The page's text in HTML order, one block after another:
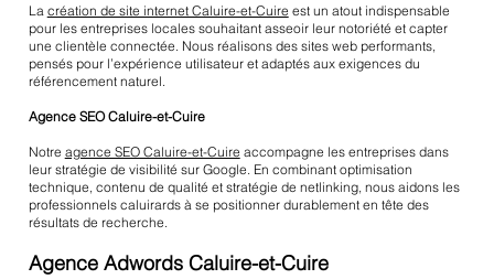
La création de site internet Caluire-et-Cuire est un atout indispensable
pour les entreprises locales souhaitant asseoir leur notoriété et capter
une clientèle connectée. Nous réalisons des sites web performants,
pensés pour l’expérience utilisateur et adaptés aux exigences du
référencement naturel.
Agence SEO Caluire-et-Cuire
Notre agence SEO Caluire-et-Cuire accompagne les entreprises dans
leur stratégie de visibilité sur Google. En combinant optimisation
technique, contenu de qualité et stratégie de netlinking, nous aidons les
professionnels caluirards à se positionner durablement en tête des
résultats de recherche.
Agence Adwords Caluire-et-Cuire